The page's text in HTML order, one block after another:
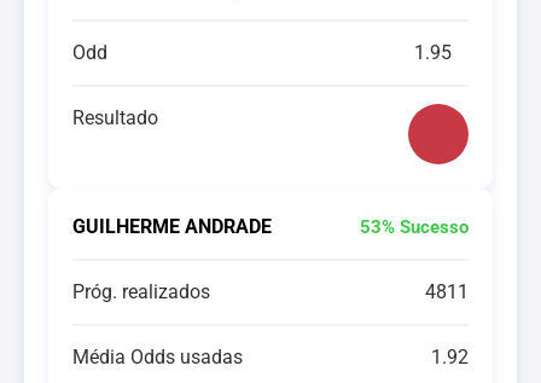
Odd 1.95
Resultado
GUILHERME ANDRADE 53% Sucesso
Próg. realizados 4811
Média Odds usadas 1.92